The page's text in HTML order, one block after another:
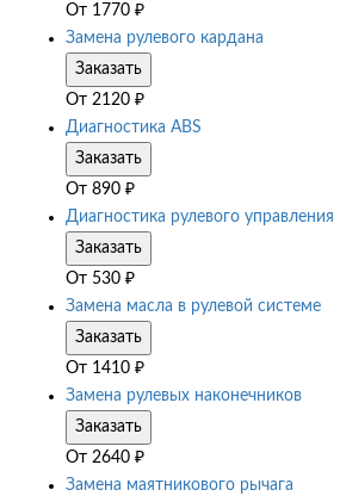
От 1770 ₽
Замена рулевого кардана
Заказать
От 2120 ₽
Диагностика ABS
Заказать
От 890 ₽
Диагностика рулевого управления
Заказать
От 530 ₽
Замена масла в рулевой системе
Заказать
От 1410 ₽
Замена рулевых наконечников
Заказать
От 2640 ₽
Замена маятникового рычага